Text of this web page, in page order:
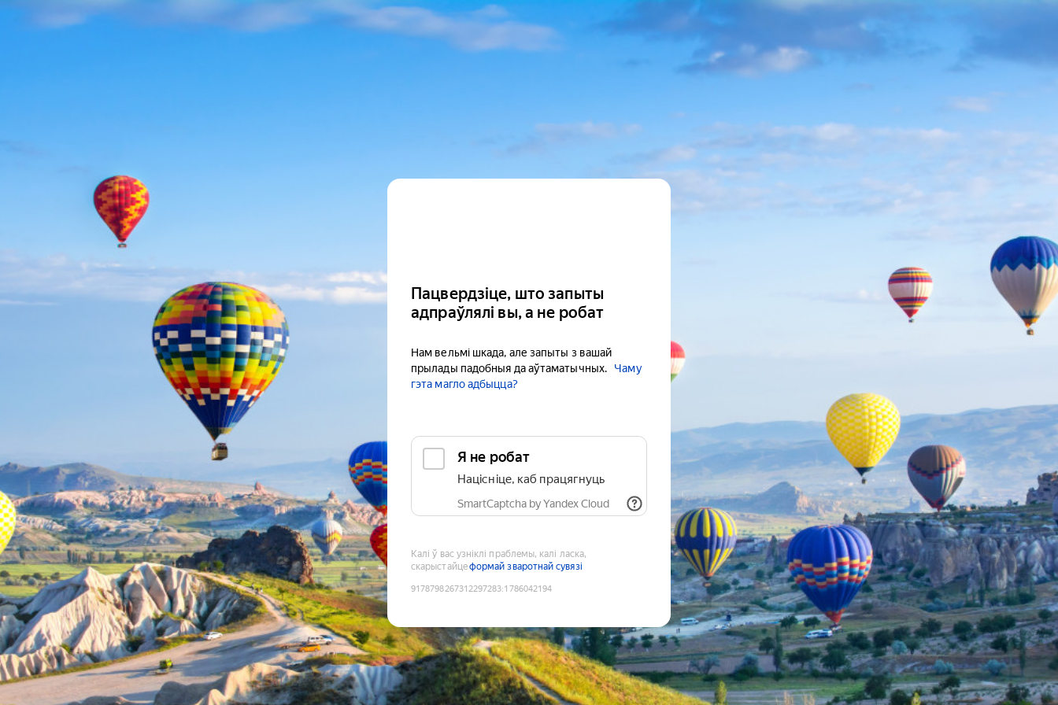
Пацвердзіце, што запыты
адпраўлялі вы, а не робат
Нам вельмі шкада, але запыты з вашай
прылады падобныя да аўтаматычных.
Чаму
гэта магло адбыцца?
Я не робат
Націсніце, каб працягнуць
SmartCaptcha by Yandex Cloud
Калі ў вас узніклі праблемы, калі ласка,
скарыстайцеформай зваротнай сувязі
9178798267312297283:1786042194